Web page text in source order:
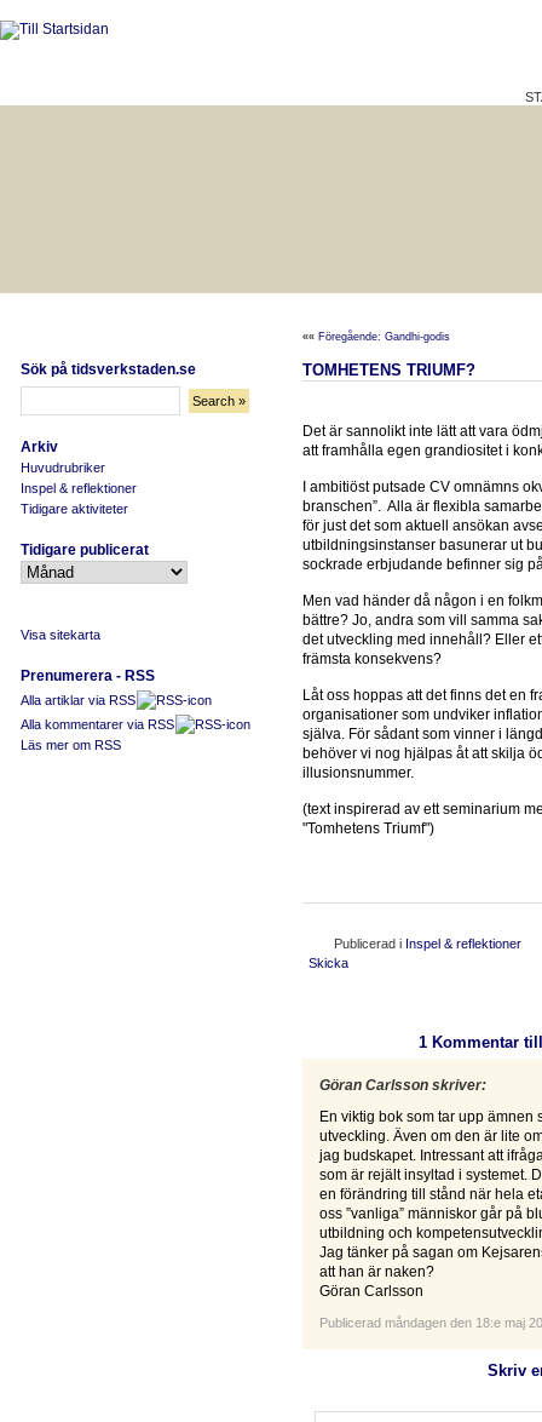
Sök på tidsverkstaden.se
Arkiv
Huvudrubriker
Inspel & reflektioner
Tidigare aktiviteter
Tidigare publicerat
Visa sitekarta
Prenumerera - RSS
Alla artiklar via RSS
Alla kommentarer via RSS
Läs mer om RSS
«« Föregående: Gandhi-godis
TOMHETENS TRIUMF?
Det är sannolikt inte lätt att vara
att framhålla egen grandiositet i
I ambitiöst putsade CV omnämns
branschen”. Alla är flexibla
för just det som aktuell ansökan
utbildningsinstanser basunerar ut
sockrade erbjudande befinner sig
Men vad händer då någon i en
bättre? Jo, andra som vill samma
det utveckling med innehåll? Eller
främsta konsekvens?
Låt oss hoppas att det finns det en
organisationer som undviker
själva. För sådant som vinner i
behöver vi nog hjälpas åt att skilja
illusionsnummer.
(text inspirerad av ett seminarium
"Tomhetens Triumf")
Publicerad i Inspel & reflektioner
Skicka
1 Kommentar
Göran Carlsson skriver:
En viktig bok som tar upp
utveckling. Även om den är lite
jag budskapet. Intressant att
som är rejält insyltad i systemet.
en förändring till stånd när hela
oss ”vanliga” människor går på
utbildning och
Jag tänker på sagan om
att han är naken?
Göran Carlsson
Publicerad måndagen den 18:e maj
Skriv